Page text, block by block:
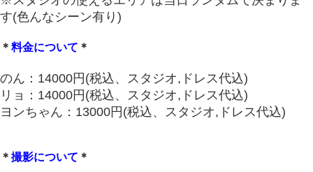
す(色んなシーン有り)
＊ 料金について ＊
のん：14000円(税込、スタジオ,ドレス代込)
リョ：14000円(税込、スタジオ,ドレス代込)
ヨンちゃん：13000円(税込、スタジオ,ドレス代込)
＊ 撮影について ＊